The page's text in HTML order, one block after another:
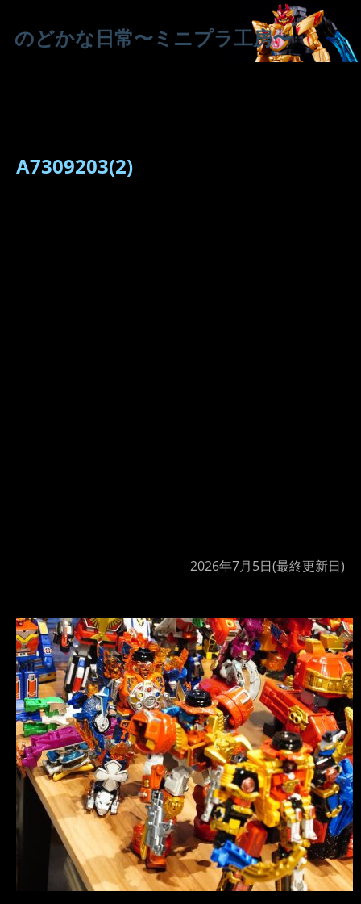
のどかな日常〜ミニプラ工房〜
A7309203(2)
2026年7月5日(最終更新日)